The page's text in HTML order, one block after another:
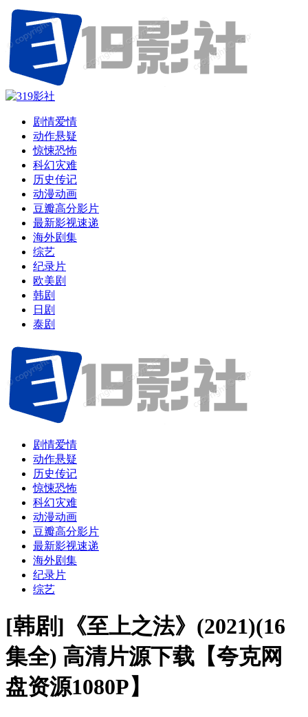
剧情爱情
动作悬疑
惊悚恐怖
科幻灾难
历史传记
动漫动画
豆瓣高分影片
最新影视速递
海外剧集
综艺
纪录片
欧美剧
韩剧
日剧
泰剧
剧情爱情
动作悬疑
历史传记
惊悚恐怖
科幻灾难
动漫动画
豆瓣高分影片
最新影视速递
海外剧集
纪录片
综艺
[韩剧]《至上之法》(2021)(16
集全) 高清片源下载【夸克网
盘资源1080P】